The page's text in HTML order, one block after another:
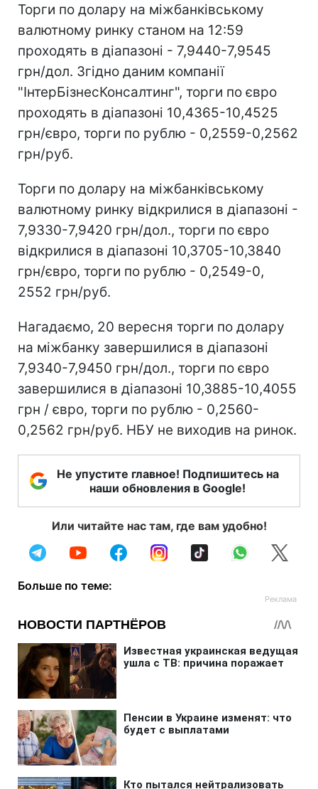
Торги по долару на міжбанківському
валютному ринку станом на 12:59
проходять в діапазоні - 7,9440-7,9545
грн/дол. Згідно даним компанії
"ІнтерБізнесКонсалтинг", торги по євро
проходять в діапазоні 10,4365-10,4525
грн/євро, торги по рублю - 0,2559-0,2562
грн/руб.
Торги по долару на міжбанківському
валютному ринку відкрилися в діапазоні -
7,9330-7,9420 грн/дол., торги по євро
відкрилися в діапазоні 10,3705-10,3840
грн/євро, торги по рублю - 0,2549-0,
2552 грн/руб.
Нагадаємо, 20 вересня торги по долару
на міжбанку завершилися в діапазоні
7,9340-7,9450 грн/дол., торги по євро
завершилися в діапазоні 10,3885-10,4055
грн / євро, торги по рублю - 0,2560-
0,2562 грн/руб. НБУ не виходив на ринок.
Не упустите главное! Подпишитесь на
наши обновления в Google!
Или читайте нас там, где вам удобно!
Больше по теме: